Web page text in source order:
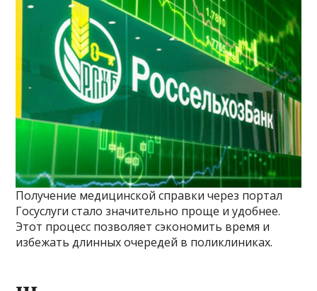
Получение медицинской справки через портал
Госуслуги стало значительно проще и удобнее.
Этот процесс позволяет сэкономить время и
избежать длинных очередей в поликлиниках.